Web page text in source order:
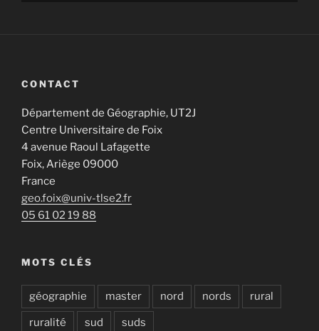
CONTACT
Département de Géographie, UT2J
Centre Universitaire de Foix
4 avenue Raoul Lafagette
Foix,Ariège 09000
France
geo.foix@univ-tlse2.fr
05 61 02 19 88
MOTS CLÉS
géographie master nord nords rural
ruralité sud suds